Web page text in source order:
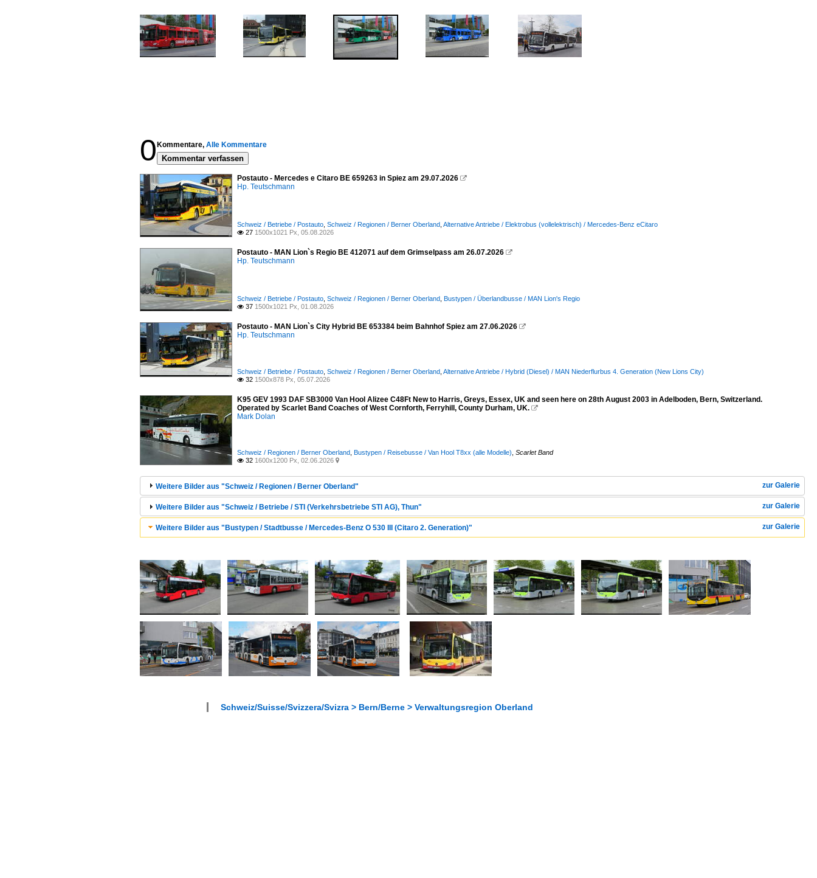
0 Kommentare, Alle Kommentare
Kommentar verfassen
Postauto - Mercedes e Citaro BE 659263 in Spiez am 29.07.2026 
Hp. Teutschmann
Schweiz / Betriebe / Postauto Schweiz / Regionen / Berner Oberland Alternative Antriebe / Elektrobus (vollelektrisch) / Mercedes-Benz eCitaro
 27 1500x1021 Px, 05.08.2026
Postauto - MAN Lion`s Regio BE 412071 auf dem Grimselpass am 26.07.2026 
Hp. Teutschmann
Schweiz / Betriebe / Postauto Schweiz / Regionen / Berner Oberland Bustypen / Überlandbusse / MAN Lion's Regio
 37 1500x1021 Px, 01.08.2026
Postauto - MAN Lion`s City Hybrid BE 653384 beim Bahnhof Spiez am 27.06.2026 
Hp. Teutschmann
Schweiz / Betriebe / Postauto Schweiz / Regionen / Berner Oberland Alternative Antriebe / Hybrid (Diesel) / MAN Niederflurbus 4. Generation (New Lions City)
 32 1500x878 Px, 05.07.2026
K95 GEV 1993 DAF SB3000 Van Hool Alizee C48Ft New to Harris, Greys, Essex, UK and seen here on 28th August 2003 in Adelboden, Bern, Switzerland.
Operated by Scarlet Band Coaches of West Cornforth, Ferryhill, County Durham, UK. 
Mark Dolan
Schweiz / Regionen / Berner Oberland Bustypen / Reisebusse / Van Hool T8xx (alle Modelle) Scarlet Band
 32 1600x1200 Px, 02.06.2026 
zur Galerie
Weitere Bilder aus "Schweiz / Regionen / Berner Oberland"
zur Galerie
Weitere Bilder aus "Schweiz / Betriebe / STI (Verkehrsbetriebe STI AG), Thun"
zur Galerie
Weitere Bilder aus "Bustypen / Stadtbusse / Mercedes-Benz O 530 III (Citaro 2. Generation)"
Schweiz/Suisse/Svizzera/Svizra > Bern/Berne > Verwaltungsregion Oberland